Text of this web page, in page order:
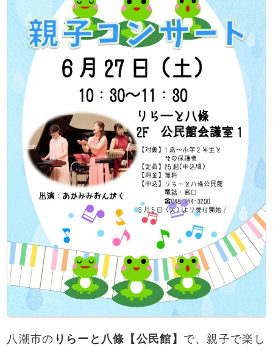
八潮市の りらーと八條【公民館】 で、親子で楽し